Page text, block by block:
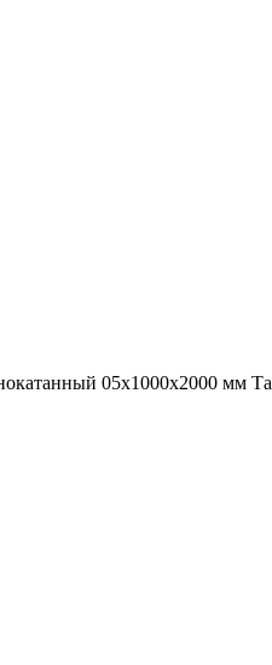
05х1000х2000 мм